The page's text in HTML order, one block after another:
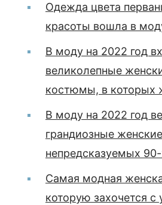
Одежда цвета
красоты вошла в
В моду на 2022 год
великолепные
костюмы, в которых
В моду на 2022 год
грандиозные
непредсказуемых
Самая модная
которую захочется с